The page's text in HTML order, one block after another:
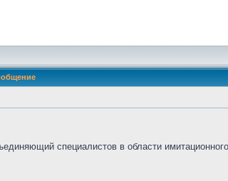
специалистов в области